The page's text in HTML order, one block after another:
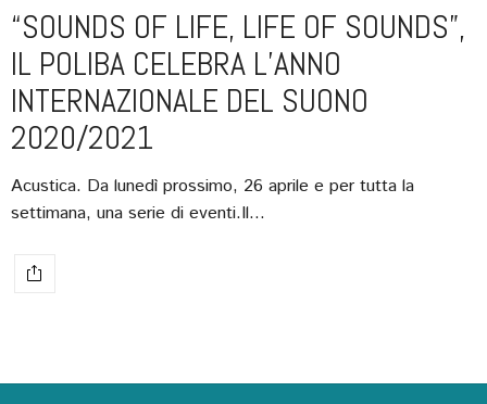
“SOUNDS OF LIFE, LIFE OF SOUNDS”,
IL POLIBA CELEBRA L’ANNO
INTERNAZIONALE DEL SUONO
2020/2021
Acustica. Da lunedì prossimo, 26 aprile e per tutta la
settimana, una serie di eventi.Il…